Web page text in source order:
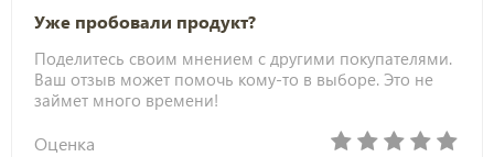
Уже пробовали продукт?
Поделитесь своим мнением с другими покупателями.
Ваш отзыв может помочь кому-то в выборе. Это не
займет много времени!
Оценка